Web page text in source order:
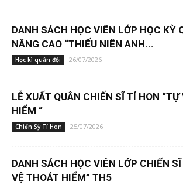
DANH SÁCH HỌC VIÊN LỚP HỌC KỲ
NÂNG CAO “THIẾU NIÊN ANH...
Học kì quân đội 26/07/2026
LỄ XUẤT QUÂN CHIẾN SĨ TÍ HON “TỰ
HIỂM “
Chiến Sỹ Tí Hon 25/07/2026
DANH SÁCH HỌC VIÊN LỚP CHIẾN
VỆ THOÁT HIỂM” TH5